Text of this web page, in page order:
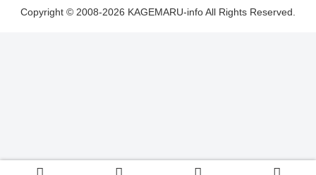
Copyright © 2008-2026 KAGEMARU-info All Rights Reserved.